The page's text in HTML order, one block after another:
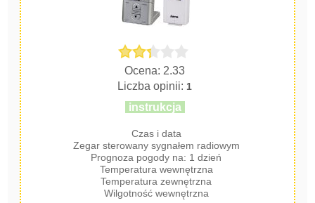
Ocena: 2.33
Liczba opinii: 1
instrukcja
Czas i data
Zegar sterowany sygnałem radiowym
Prognoza pogody na: 1 dzień
Temperatura wewnętrzna
Temperatura zewnętrzna
Wilgotność wewnętrzna